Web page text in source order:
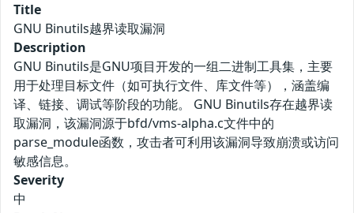
Title
GNU Binutils越界读取漏洞
Description
GNU Binutils是GNU项目开发的一组二进制工具集，主要
用于处理目标文件（如可执行文件、库文件等），涵盖编
译、链接、调试等阶段的功能。 GNU Binutils存在越界读
取漏洞，该漏洞源于bfd/vms-alpha.c文件中的
parse_module函数，攻击者可利用该漏洞导致崩溃或访问
敏感信息。
Severity
中